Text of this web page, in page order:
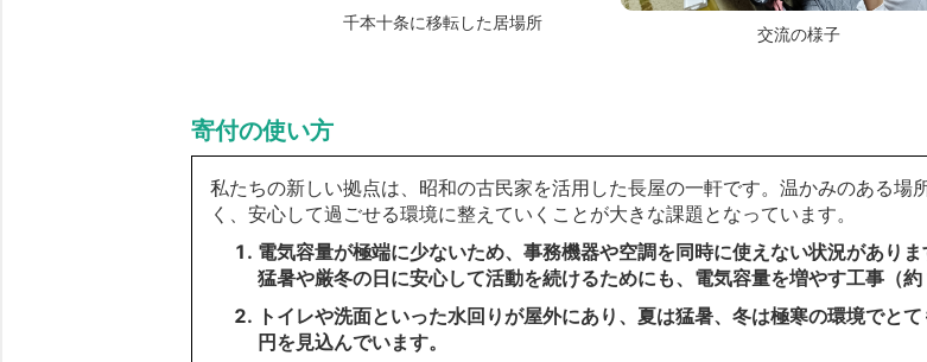
千本十条に移転した居場所
交流の様子
寄付の使い方
私たちの新しい拠点は、昭和の古民家を活用した長屋の一軒です。温かみのある場
く、安心して過ごせる環境に整えていくことが大きな課題となっています。
電気容量が極端に少ないため、事務機器や空調を同時に使えない状況がありま
猛暑や厳冬の日に安心して活動を続けるためにも、電気容量を増やす工事（約
トイレや洗面といった水回りが屋外にあり、夏は猛暑、冬は極寒の環境でと
円を見込んでいます。